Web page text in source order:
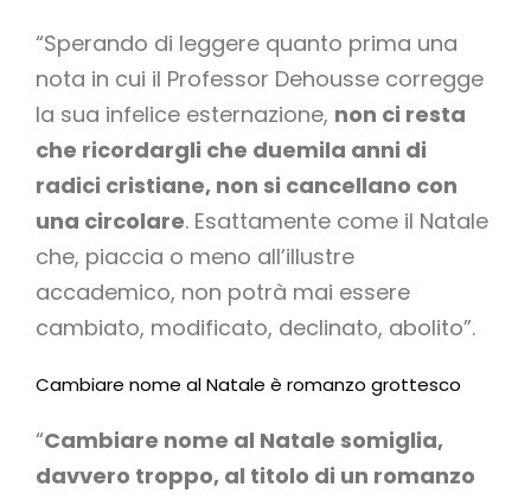
“Sperando di leggere quanto prima una
nota in cui il Professor Dehousse corregge
la sua infelice esternazione, non ci resta
che ricordargli che duemila anni di
radici cristiane, non si cancellano con
una circolare. Esattamente come il Natale
che, piaccia o meno all’illustre
accademico, non potrà mai essere
cambiato, modificato, declinato, abolito”.
Cambiare nome al Natale è romanzo grottesco
“Cambiare nome al Natale somiglia,
davvero troppo, al titolo di un romanzo